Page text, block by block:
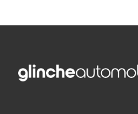
contenu